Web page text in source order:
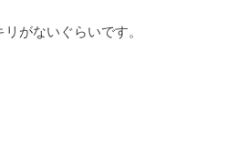
がないぐらいです。